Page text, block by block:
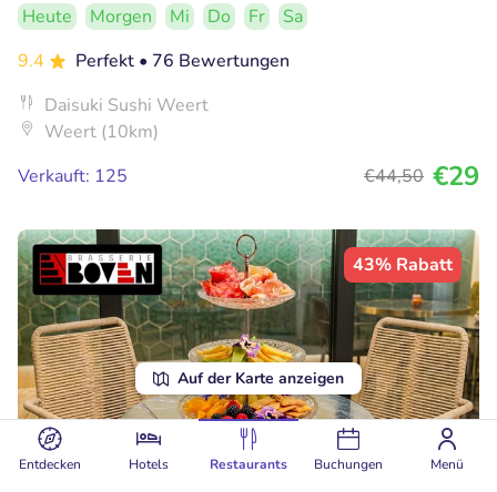
Entdecken Hotels Restaurants Buchungen Menü
Auf der Karte anzeigen
Heute Morgen Mi Do Fr
Sa
9.4
Perfekt • 76 Bewertungen
Daisuki Sushi Weert
Weert (10km)
Verkauft: 125
€44,50 €29
43% Rabatt